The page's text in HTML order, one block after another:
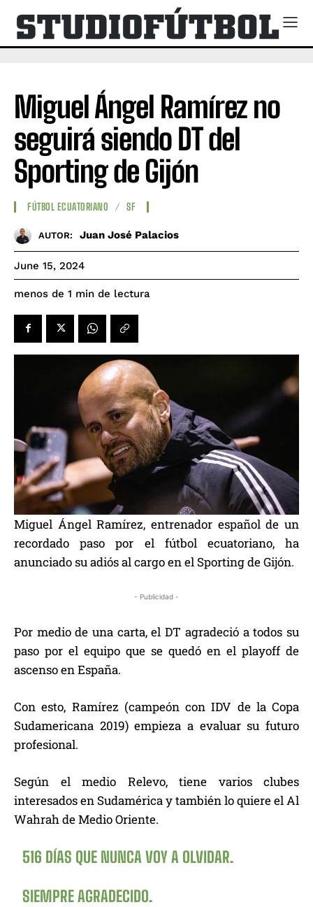
Miguel Ángel Ramírez no
seguirá siendo DT del
Sporting de Gijón
FÚTBOL ECUATORIANO SF
AUTOR: Juan José Palacios
June 15, 2024
menos de 1 min de lectura
Miguel Ángel Ramírez, entrenador español de un
recordado paso por el fútbol ecuatoriano, ha
anunciado su adiós al cargo en el Sporting de Gijón.
- Publicidad -
Por medio de una carta, el DT agradeció a todos su
paso por el equipo que se quedó en el playoff de
ascenso en España.
Con esto, Ramírez (campeón con IDV de la Copa
Sudamericana 2019) empieza a evaluar su futuro
profesional.
Según el medio Relevo, tiene varios clubes
interesados en Sudamérica y también lo quiere el Al
Wahrah de Medio Oriente.
516 DÍAS QUE NUNCA VOY A OLVIDAR.
SIEMPRE AGRADECIDO.